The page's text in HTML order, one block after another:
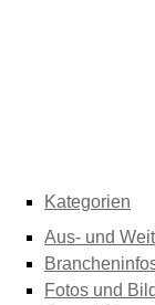
Kategorien
Aus- und
Fotos und